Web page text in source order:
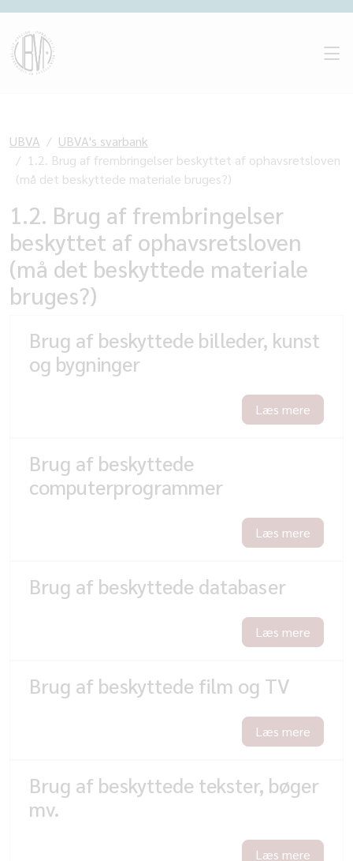
UBVA
UBVA's svarbank
1.2. Brug af frembringelser beskyttet af ophavsretsloven
(må det beskyttede materiale bruges?)
1.2. Brug af frembringelser
beskyttet af ophavsretsloven
(må det beskyttede materiale
bruges?)
Brug af beskyttede billeder, kunst
og bygninger
Læs mere
Brug af beskyttede
computerprogrammer
Læs mere
Brug af beskyttede databaser
Læs mere
Brug af beskyttede film og TV
Læs mere
Brug af beskyttede tekster, bøger
mv.
Læs mere